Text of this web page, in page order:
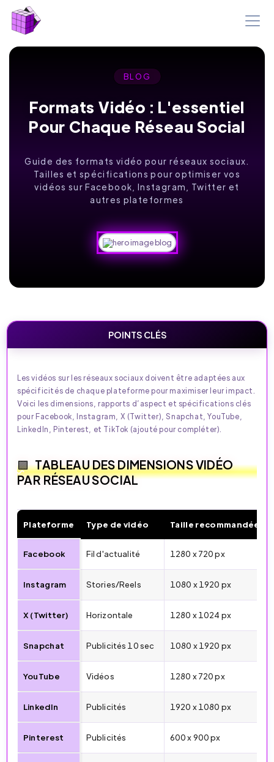
BLOG
Formats Vidéo : L'essentiel
Pour Chaque Réseau Social
Guide des formats vidéo pour réseaux sociaux.
Tailles et spécifications pour optimiser vos
vidéos sur Facebook, Instagram, Twitter et
autres plateformes
POINTS CLÉS
Les vidéos sur les réseaux sociaux doivent être adaptées aux
spécificités de chaque plateforme pour maximiser leur impact.
Voici les dimensions, rapports d’aspect et spécifications clés
pour Facebook, Instagram, X (Twitter), Snapchat, YouTube,
LinkedIn, Pinterest, et TikTok (ajouté pour compléter).
TABLEAU DES DIMENSIONS VIDÉO
PAR RÉSEAU SOCIAL
Plateforme Type de vidéo Taille recommandée
Facebook Fil d'actualité 1280 x 720 px
Instagram Stories/Reels 1080 x 1920 px
X (Twitter) Horizontale 1280 x 1024 px
Snapchat Publicités 10 sec 1080 x 1920 px
YouTube Vidéos 1280 x 720 px
LinkedIn Publicités 1920 x 1080 px
Pinterest Publicités 600 x 900 px